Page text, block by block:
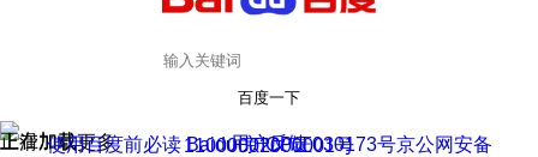
百度一下
正在加载
上滑加载更多 用户反馈
使用百度前必读 Baidu 京ICP证030173号
京公网安备11000002000001号